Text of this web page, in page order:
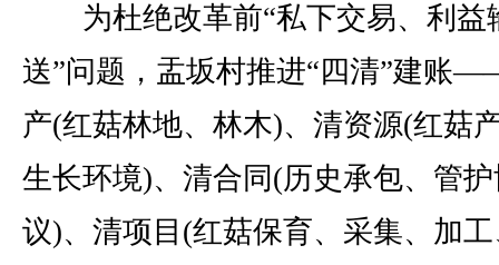
为杜绝改革前“私下交易、利益
送”问题，盂坂村推进“四清”建账
产(红菇林地、林木)、清资源(红菇
生长环境)、清合同(历史承包、管
议)、清项目(红菇保育、采集、加